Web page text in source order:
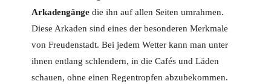
Arkadengänge die ihn auf allen Seiten umrahmen.
Diese Arkaden sind eines der besonderen Merkmale
von Freudenstadt. Bei jedem Wetter kann man unter
ihnen entlang schlendern, in die Cafés und Läden
schauen, ohne einen Regentropfen abzubekommen.